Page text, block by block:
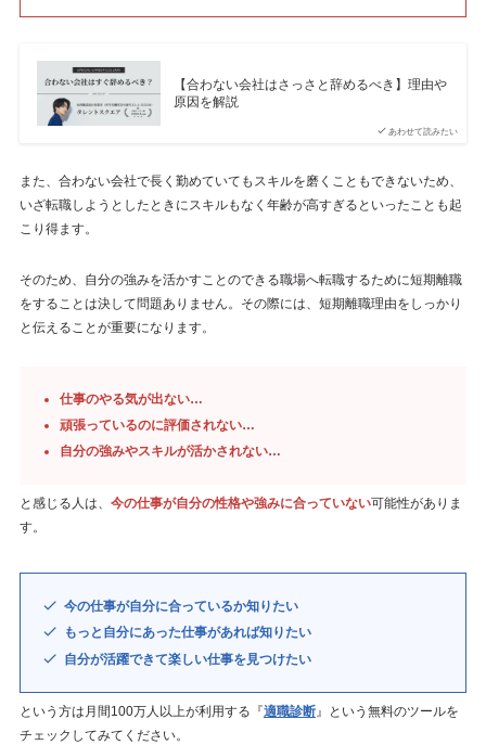
あわせて読みたい
【合わない会社はさっさと辞めるべき】理由や
原因を解説
また、合わない会社で長く勤めていてもスキルを磨くこともできないため、
いざ転職しようとしたときにスキルもなく年齢が高すぎるといったことも起
こり得ます。
そのため、自分の強みを活かすことのできる職場へ転職するために短期離職
をすることは決して問題ありません。その際には、短期離職理由をしっかり
と伝えることが重要になります。
仕事のやる気が出ない…
頑張っているのに評価されない…
自分の強みやスキルが活かされない…
と感じる人は、 今の仕事が自分の性格や強みに合っていない可能性がありま
す。
今の仕事が自分に合っているか知りたい
もっと自分にあった仕事があれば知りたい
自分が活躍できて楽しい仕事を見つけたい
という方は月間100万人以上が利用する『適職診断』という無料のツールを
チェックしてみてください。